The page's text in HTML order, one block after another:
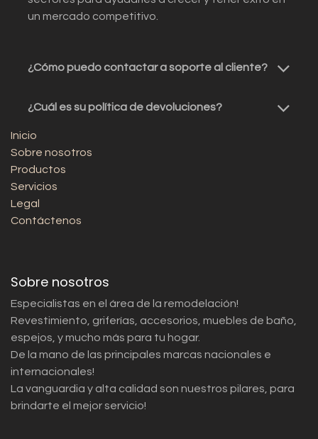
un mercado competitivo.
¿Cómo puedo contactar a soporte al cliente?
¿Cuál es su política de devoluciones?
Inicio
Sobre nosotros
Productos
Servicios
Legal
Contáctenos
Sobre nosotros
Especialistas en el área de la remodelación!
Revestimiento, griferías, accesorios, muebles de baño,
espejos, y mucho más para tu hogar.
De la mano de las principales marcas nacionales e
internacionales!
La vanguardia y alta calidad son nuestros pilares, para
brindarte el mejor servicio!